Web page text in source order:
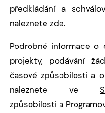
předkládání a
naleznete zde.
Podrobné informace o
projekty, podávání
časové způsobilosti a
naleznete ve
způsobilosti a